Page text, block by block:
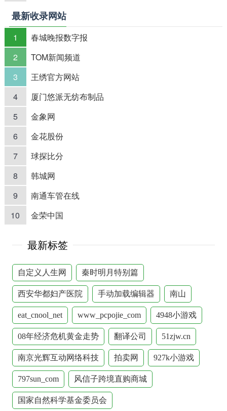
最新收录网站
1
春城晚报数字报
2
TOM新闻频道
3
王绣官方网站
4
厦门悠派无纺布制品
5
金象网
6
金花股份
7
球探比分
8
韩城网
9
南通车管在线
10
金荣中国
最新标签
自定义人生网 秦时明月特别篇
西安华都妇产医院 手动加载编辑器 南山
eat_cnool_net www_pcpojie_com 4948小游戏
08年经济危机黄金走势 翻译公司 51zjw.cn
南京光辉互动网络科技 拍卖网 927k小游戏
797sun_com 风信子跨境直购商城
国家自然科学基金委员会